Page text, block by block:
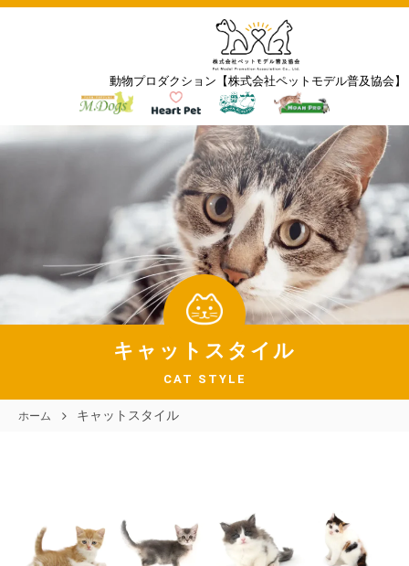
動物プロダクション【株式会社ペットモデル普及協会】
キャットスタイル
CAT STYLE
ホーム キャットスタイル